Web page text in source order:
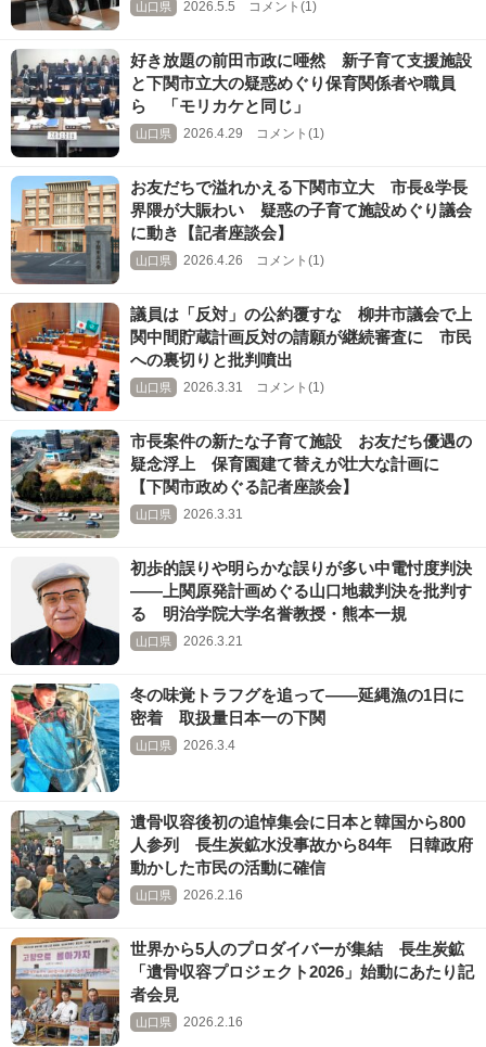
山口県 2026.5.5 コメント(1)
好き放題の前田市政に唖然 新子育て支援施設
と下関市立大の疑惑めぐり保育関係者や職員
ら 「モリカケと同じ」
山口県 2026.4.29 コメント(1)
お友だちで溢れかえる下関市立大 市長&学長
界隈が大賑わい 疑惑の子育て施設めぐり議会
に動き【記者座談会】
山口県 2026.4.26 コメント(1)
議員は「反対」の公約覆すな 柳井市議会で上
関中間貯蔵計画反対の請願が継続審査に 市民
への裏切りと批判噴出
山口県 2026.3.31 コメント(1)
市長案件の新たな子育て施設 お友だち優遇の
疑念浮上 保育園建て替えが壮大な計画に
【下関市政めぐる記者座談会】
山口県 2026.3.31
初歩的誤りや明らかな誤りが多い中電忖度判決
――上関原発計画めぐる山口地裁判決を批判す
る 明治学院大学名誉教授・熊本一規
山口県 2026.3.21
冬の味覚トラフグを追って――延縄漁の1日に
密着 取扱量日本一の下関
山口県 2026.3.4
遺骨収容後初の追悼集会に日本と韓国から800
人参列 長生炭鉱水没事故から84年 日韓政府
動かした市民の活動に確信
山口県 2026.2.16
世界から5人のプロダイバーが集結 長生炭鉱
「遺骨収容プロジェクト2026」始動にあたり記
者会見
山口県 2026.2.16